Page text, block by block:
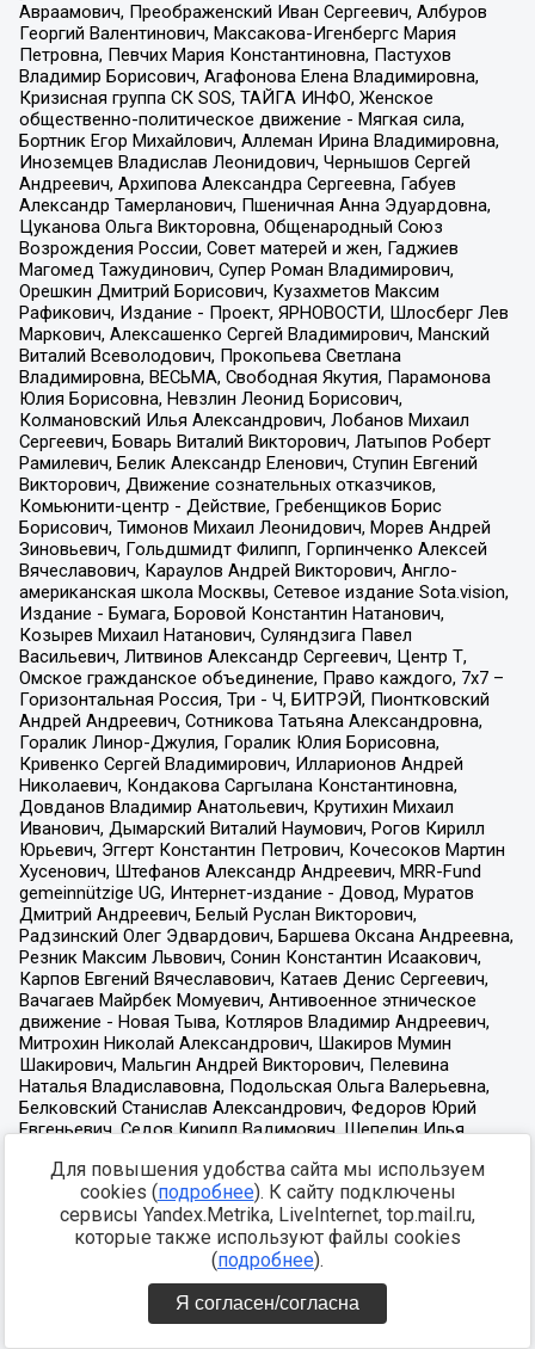
Для повышения удобства сайта мы используем
cookies (подробнее). К сайту подключены
сервисы Yandex.Metrika, LiveInternet, top.mail.ru,
которые также используют файлы cookies
(подробнее).
Я согласен/согласна